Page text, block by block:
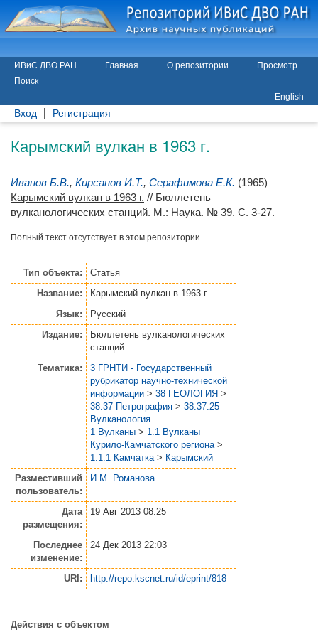
ИВиС ДВО РАН Главная О репозитории
Просмотр
Поиск
English
Вход Регистрация
Карымский вулкан в 1963 г.
Иванов Б.В., Кирсанов И.Т., Серафимова Е.К. (1965)
Карымский вулкан в 1963 г. // Бюллетень
вулканологических станций. М.: Наука. № 39. С. 3-27.
Полный текст отсутствует в этом репозитории.
Тип объекта:
Статья
Название:
Карымский вулкан в 1963 г.
Язык:
Русский
Издание:
Бюллетень вулканологических
станций
Тематика:
3 ГРНТИ - Государственный
рубрикатор научно-технической
информации > 38 ГЕОЛОГИЯ >
38.37 Петрография > 38.37.25
Вулканология
1 Вулканы > 1.1 Вулканы
Курило-Камчатского региона >
1.1.1 Камчатка > Карымский
Разместивший
пользователь:
И.М. Романова
Дата
размещения:
19 Авг 2013 08:25
Последнее
изменение:
24 Дек 2013 22:03
URI: http://repo.kscnet.ru/id/eprint/818
Действия с объектом